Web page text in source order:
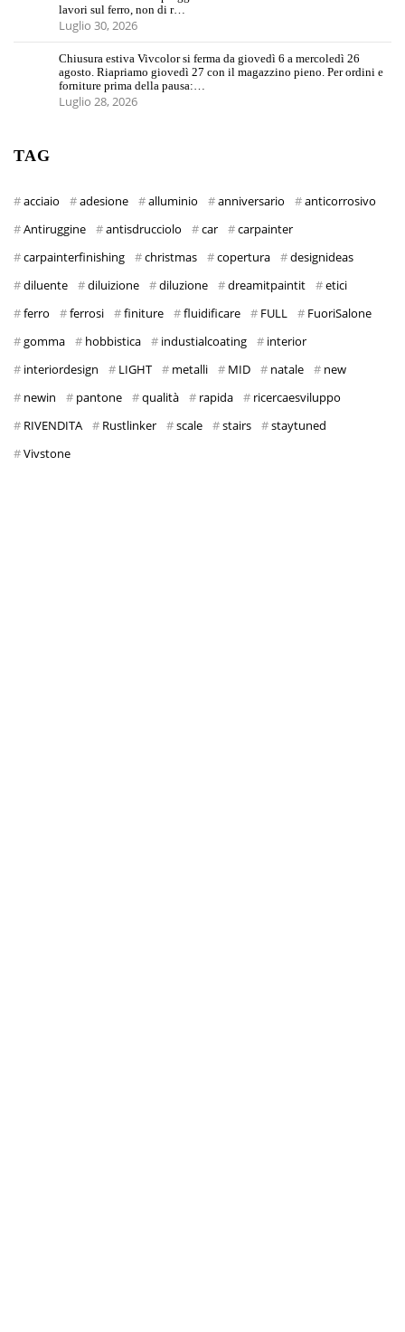
lavori sul ferro, non di r…
Luglio 30, 2026
Chiusura estiva Vivcolor si ferma da giovedì 6 a mercoledì 26
agosto. Riapriamo giovedì 27 con il magazzino pieno. Per ordini e
forniture prima della pausa:…
Luglio 28, 2026
TAG
acciaio adesione alluminio anniversario
anticorrosivo
Antiruggine
antisdrucciolo car
carpainter
carpainterfinishing
christmas copertura
designideas
diluente
diluizione diluzione dreamitpaintit
etici
ferro
ferrosi finiture fluidificare FULL
FuoriSalone
gomma
hobbistica industialcoating
interior
interiordesign
LIGHT metalli MID natale
new
newin
pantone qualità rapida
ricercaesviluppo
RIVENDITA
Rustlinker scale stairs
staytuned
Vivstone